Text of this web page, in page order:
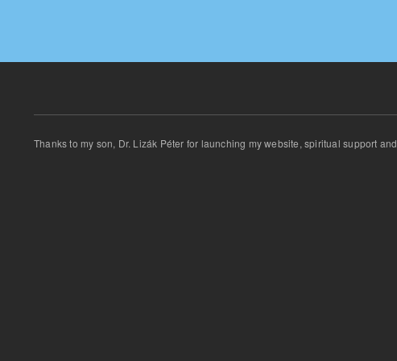
Thanks to my son, Dr. Lizák Péter for launching my website, spiritual support and